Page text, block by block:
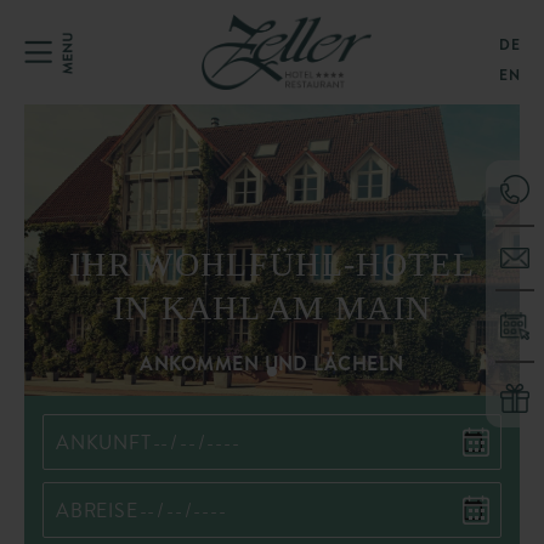
DE
EN
IHR WOHLFÜHL-HOTEL
IN KAHL AM MAIN
ANKOMMEN UND LÄCHELN